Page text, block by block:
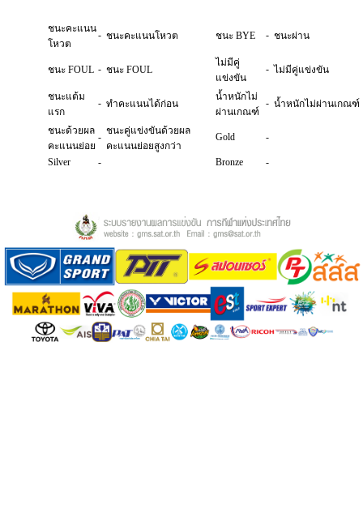
ชนะคะแนน
โหวต
- ชนะคะแนนโหวต ชนะ BYE - ชนะผ่าน
ชนะ FOUL - ชนะ FOUL
ไม่มีคู่
แข่งขัน
- ไม่มีคู่แข่งขัน
ชนะแต้ม
แรก
- ทำคะแนนได้ก่อน
น้ำหนักไม่
ผ่านเกณฑ์
- น้ำหนักไม่ผ่านเกณฑ์
ชนะด้วยผล
คะแนนย่อย
-
ชนะคู่แข่งขันด้วยผล
คะแนนย่อยสูงกว่า
Gold -
Silver - Bronze -